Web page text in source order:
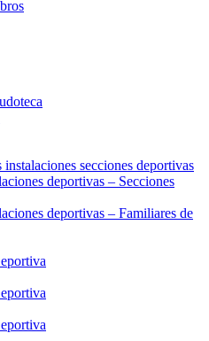
secciones deportivas
deportivas – Secciones
deportivas – Familiares de